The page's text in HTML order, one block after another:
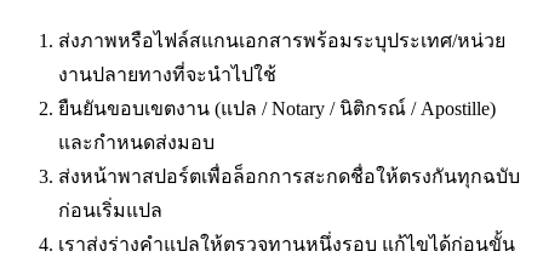
ส่งภาพหรือไฟล์สแกนเอกสารพร้อมระบุประเทศ/หน่วย
งานปลายทางที่จะนำไปใช้
ยืนยันขอบเขตงาน (แปล / Notary / นิติกรณ์ / Apostille)
และกำหนดส่งมอบ
ส่งหน้าพาสปอร์ตเพื่อล็อกการสะกดชื่อให้ตรงกันทุกฉบับ
ก่อนเริ่มแปล
เราส่งร่างคำแปลให้ตรวจทานหนึ่งรอบ แก้ไขได้ก่อนขั้น